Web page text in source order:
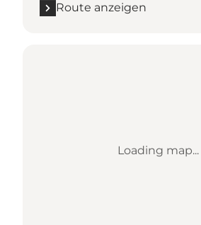
Route anzeigen
Loading map...